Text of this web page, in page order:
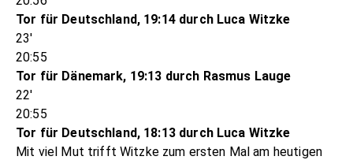
Tor für Deutschland, 19:14 durch Luca Witzke
23'
20:55
Tor für Dänemark, 19:13 durch Rasmus Lauge
22'
20:55
Tor für Deutschland, 18:13 durch Luca Witzke
Mit viel Mut trifft Witzke zum ersten Mal am heutigen